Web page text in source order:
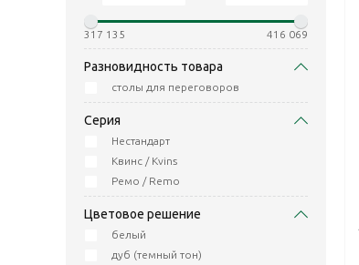
317 135 416 069
Разновидность товара
столы для переговоров
Серия
Нестандарт
Квинс / Kvins
Ремо / Remo
Цветовое решение
белый
дуб (темный тон)